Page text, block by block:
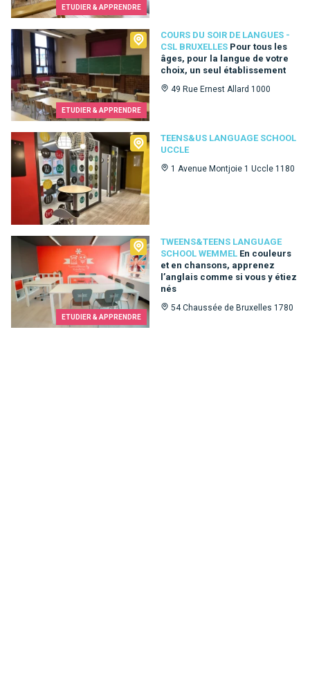
ETUDIER & APPRENDRE
ETUDIER & APPRENDRE
COURS DU SOIR DE LANGUES -
CSL BRUXELLES Pour tous les
âges, pour la langue de votre
choix, un seul établissement
49 Rue Ernest Allard 1000
Cours du Soir de Langues - CSL Bruxelles
TEENS&US LANGUAGE SCHOOL
UCCLE
1 Avenue Montjoie 1 Uccle 1180
Teens&Us language school Uccle
ETUDIER & APPRENDRE
TWEENS&TEENS LANGUAGE
SCHOOL WEMMEL En couleurs
et en chansons, apprenez
l’anglais comme si vous y étiez
nés
54 Chaussée de Bruxelles 1780
Tweens&Teens language school Wemmel